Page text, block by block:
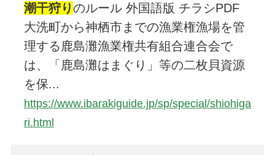
潮干狩りのルール 外国語版 チラシPDF
大洗町から神栖市までの漁業権漁場を管
理する鹿島灘漁業権共有組合連合会で
は、「鹿島灘はまぐり」等の二枚貝資源
を保...
https://www.ibarakiguide.jp/sp/special/shiohiga
ri.html